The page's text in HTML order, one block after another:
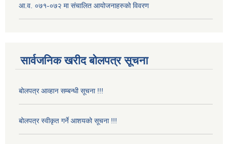
आ.व. ०७१-०७२ मा संचालित आयोजनाहरुको विवरण
सार्वजनिक खरीद बोलपत्र सूचना
बोलपत्र आव्हान सम्बन्धी सूचना !!!
बोलपत्र स्वीकृत गर्ने आशयको सूचना !!!